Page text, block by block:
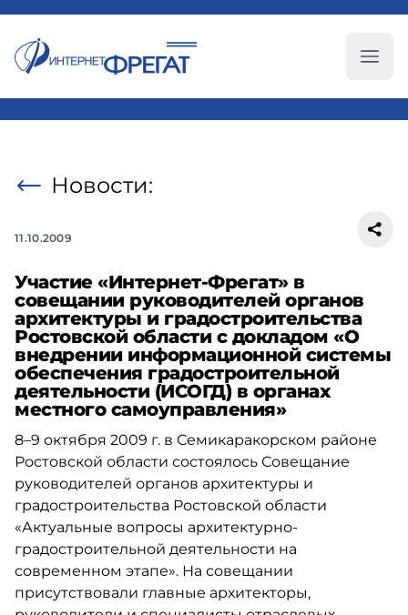
Новости:
11.10.2009
Участие «Интернет-Фрегат» в
совещании руководителей органов
архитектуры и градостроительства
Ростовской области с докладом «О
внедрении информационной системы
обеспечения градостроительной
деятельности (ИСОГД) в органах
местного самоуправления»
8–9 октября 2009 г. в Семикаракорском районе
Ростовской области состоялось Совещание
руководителей органов архитектуры и
градостроительства Ростовской области
«Актуальные вопросы архитектурно-
градостроительной деятельности на
современном этапе». На совещании
присутствовали главные архитекторы,